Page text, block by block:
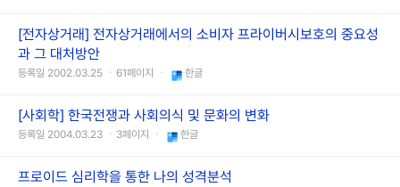
[전자상거래] 전자상거래에서의 소비자 프라이버시보호의 중요성
과 그 대처방안
등록일 2002.03.25 ㆍ61페이지 ㆍ 한글
[사회학] 한국전쟁과 사회의식 및 문화의 변화
등록일 2004.03.23 ㆍ3페이지 ㆍ 한글
프로이드 심리학을 통한 나의 성격분석